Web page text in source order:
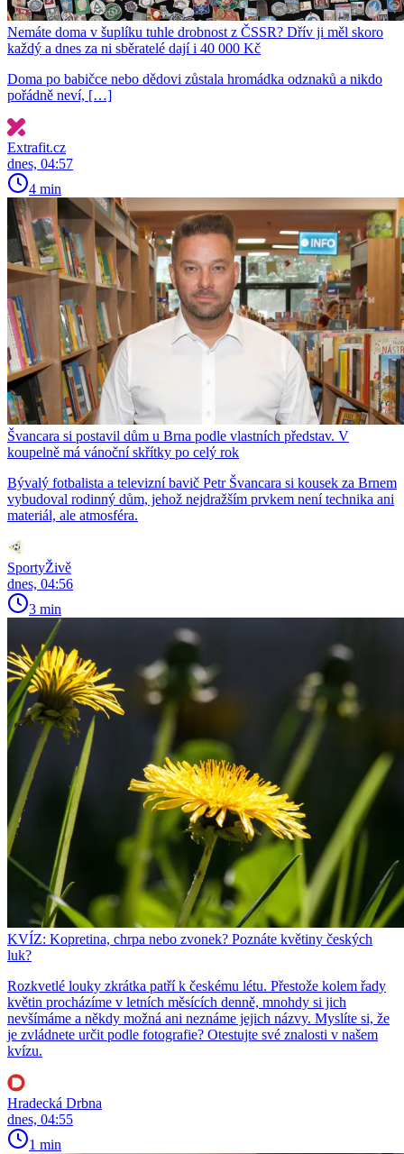
Nemáte doma v šuplíku tuhle drobnost z ČSSR? Dřív ji měl skoro
každý a dnes za ni sběratelé dají i 40 000 Kč
Doma po babičce nebo dědovi zůstala hromádka odznaků a nikdo
pořádně neví, […]
Extrafit.cz
dnes, 04:57
4 min
Švancara si postavil dům u Brna podle vlastních představ. V
koupelně má vánoční skřítky po celý rok
Bývalý fotbalista a televizní bavič Petr Švancara si kousek za Brnem
vybudoval rodinný dům, jehož nejdražším prvkem není technika ani
materiál, ale atmosféra.
SportyŽivě
dnes, 04:56
3 min
KVÍZ: Kopretina, chrpa nebo zvonek? Poznáte květiny českých
luk?
Rozkvetlé louky zkrátka patří k českému létu. Přestože kolem řady
květin procházíme v letních měsících denně, mnohdy si jich
nevšímáme a někdy možná ani neznáme jejich názvy. Myslíte si, že
je zvládnete určit podle fotografie? Otestujte své znalosti v našem
kvízu.
Hradecká Drbna
dnes, 04:55
1 min